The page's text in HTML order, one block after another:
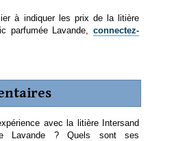
à indiquer les prix de la litière
parfumée Lavande, connectez-
avec la litière Intersand
Lavande ? Quels sont ses